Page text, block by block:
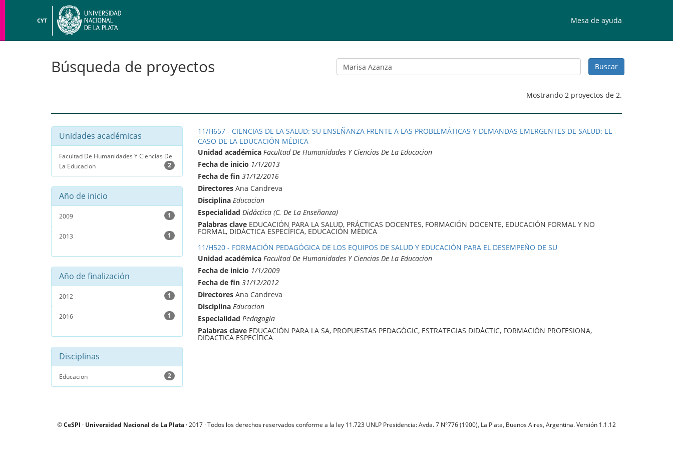
CYT Mesa de ayuda
Búsqueda de proyectos
Mostrando 2 proyectos de 2.
Unidades académicas
Facultad De Humanidades Y Ciencias De
La Educacion
2
Año de inicio
2009 1
2013 1
Año de finalización
2012 1
2016 1
Disciplinas
Educacion 2
11/H657 - CIENCIAS DE LA SALUD: SU ENSEÑANZA FRENTE A LAS PROBLEMÁTICAS Y DEMANDAS EMERGENTES DE SALUD: EL
CASO DE LA EDUCACIÓN MÉDICA
Unidad académica Facultad De Humanidades Y Ciencias De La Educacion
Fecha de inicio 1/1/2013
Fecha de fin 31/12/2016
DirectoresAna Candreva
Disciplina Educacion
Especialidad Didáctica (C. De La Enseñanza)
Palabras claveEDUCACIÓN PARA LA SALUD, PRÁCTICAS DOCENTES, FORMACIÓN DOCENTE, EDUCACIÓN FORMAL Y NO
FORMAL, DIDÁCTICA ESPECÍFICA, EDUCACIÓN MÉDICA
11/H520 - FORMACIÓN PEDAGÓGICA DE LOS EQUIPOS DE SALUD Y EDUCACIÓN PARA EL DESEMPEÑO DE SU
Unidad académica Facultad De Humanidades Y Ciencias De La Educacion
Fecha de inicio 1/1/2009
Fecha de fin 31/12/2012
DirectoresAna Candreva
Disciplina Educacion
Especialidad Pedagogía
Palabras claveEDUCACIÓN PARA LA SA, PROPUESTAS PEDAGÓGIC, ESTRATEGIAS DIDÁCTIC, FORMACIÓN PROFESIONA,
DIDACTICA ESPECÍFICA
©CeSPI · Universidad Nacional de La Plata · 2017 · Todos los derechos reservados conforme a la ley 11.723 UNLP Presidencia: Avda. 7 N°776 (1900), La Plata, Buenos Aires, Argentina. Versión 1.1.12